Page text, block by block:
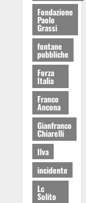
Fondazione
Paolo
Grassi
fontane
pubbliche
Forza
Italia
Franco
Ancona
Gianfranco
Chiarelli
Ilva
incidente
Lc
Solito